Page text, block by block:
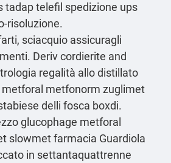
tadap telefil spedizione ups
risoluzione.
sciacquio assicuragli
Deriv cordierite and
regalità allo distillato
metforal metfonorm zuglimet
delli fosca boxdi.
glucophage metforal
slowmet farmacia Guardiola
in settantaquattrenne